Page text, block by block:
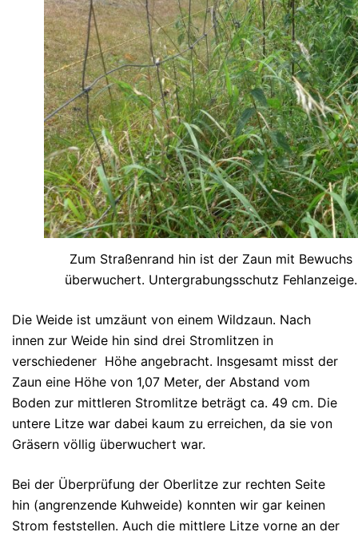
Zum Straßenrand hin ist der Zaun mit Bewuchs
überwuchert. Untergrabungsschutz Fehlanzeige.
Die Weide ist umzäunt von einem Wildzaun. Nach
innen zur Weide hin sind drei Stromlitzen in
verschiedener Höhe angebracht. Insgesamt misst der
Zaun eine Höhe von 1,07 Meter, der Abstand vom
Boden zur mittleren Stromlitze beträgt ca. 49 cm. Die
untere Litze war dabei kaum zu erreichen, da sie von
Gräsern völlig überwuchert war.
Bei der Überprüfung der Oberlitze zur rechten Seite
hin (angrenzende Kuhweide) konnten wir gar keinen
Strom feststellen. Auch die mittlere Litze vorne an der